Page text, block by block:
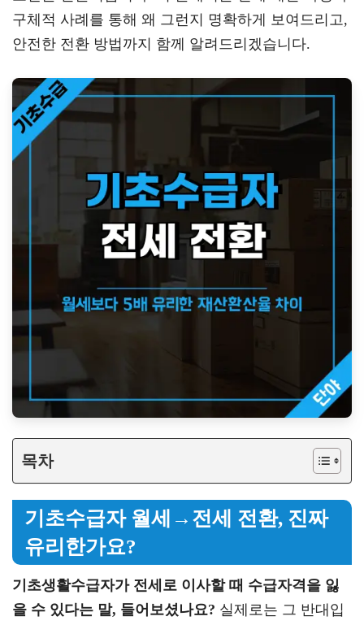
구체적 사례를 통해 왜 그런지 명확하게 보여드리고,
안전한 전환 방법까지 함께 알려드리겠습니다.
목차
기초수급자 월세→전세 전환, 진짜
유리한가요?
기초생활수급자가 전세로 이사할 때 수급자격을 잃
을 수 있다는 말, 들어보셨나요? 실제로는 그 반대입